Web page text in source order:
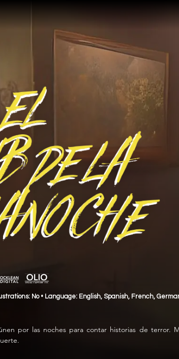
No • Language: English, Spanish, French,
por las noches para contar historias de terror.